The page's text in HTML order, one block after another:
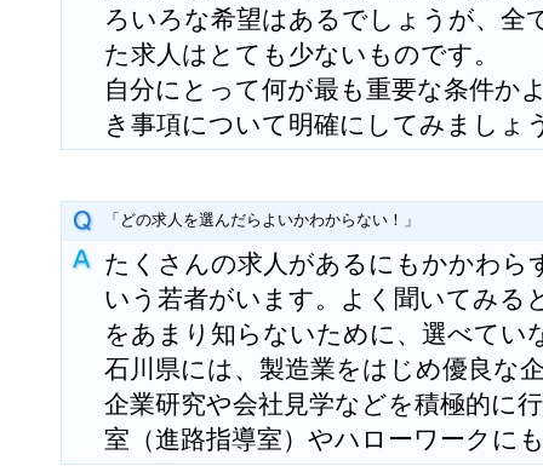
ろいろな希望はあるでしょうが、全
た求人はとても少ないものです。
自分にとって何が最も重要な条件か
き事項について明確にしてみましょ
「どの求人を選んだらよいかわからない！」
たくさんの求人があるにもかかわら
いう若者がいます。よく聞いてみる
をあまり知らないために、選べてい
石川県には、製造業をはじめ優良な
企業研究や会社見学などを積極的に
室（進路指導室）やハローワークに